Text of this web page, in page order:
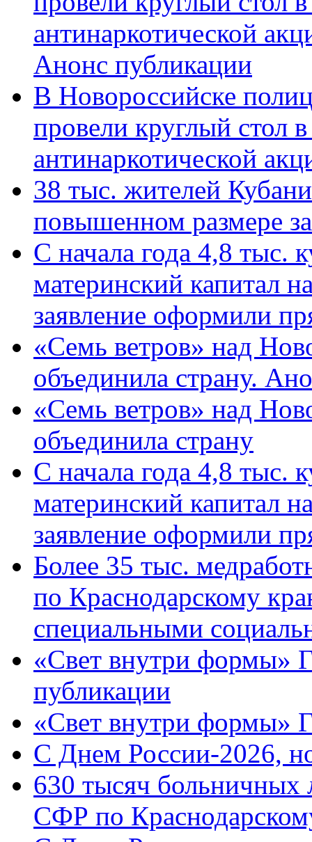
антинаркотической
Анонс публикации
В Новороссийске
провели круглый стол
антинаркотической
38 тыс. жителей
повышенном размере
С начала года 4,8 тыс.
материнский капитал
заявление оформили
«Семь ветров» над
объединила страну.
«Семь ветров» над
объединила страну
С начала года 4,8 тыс.
материнский капитал
заявление оформили
Более 35 тыс.
по Краснодарскому
специальными
«Свет внутри формы»
публикации
«Свет внутри формы»
C Днем России-2026,
630 тысяч больничных
СФР по